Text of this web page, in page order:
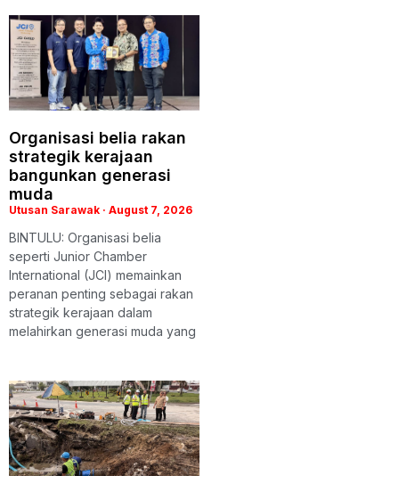
Organisasi belia rakan
strategik kerajaan
bangunkan generasi
muda
Utusan Sarawak August 7, 2026
BINTULU: Organisasi belia
seperti Junior Chamber
International (JCI) memainkan
peranan penting sebagai rakan
strategik kerajaan dalam
melahirkan generasi muda yang